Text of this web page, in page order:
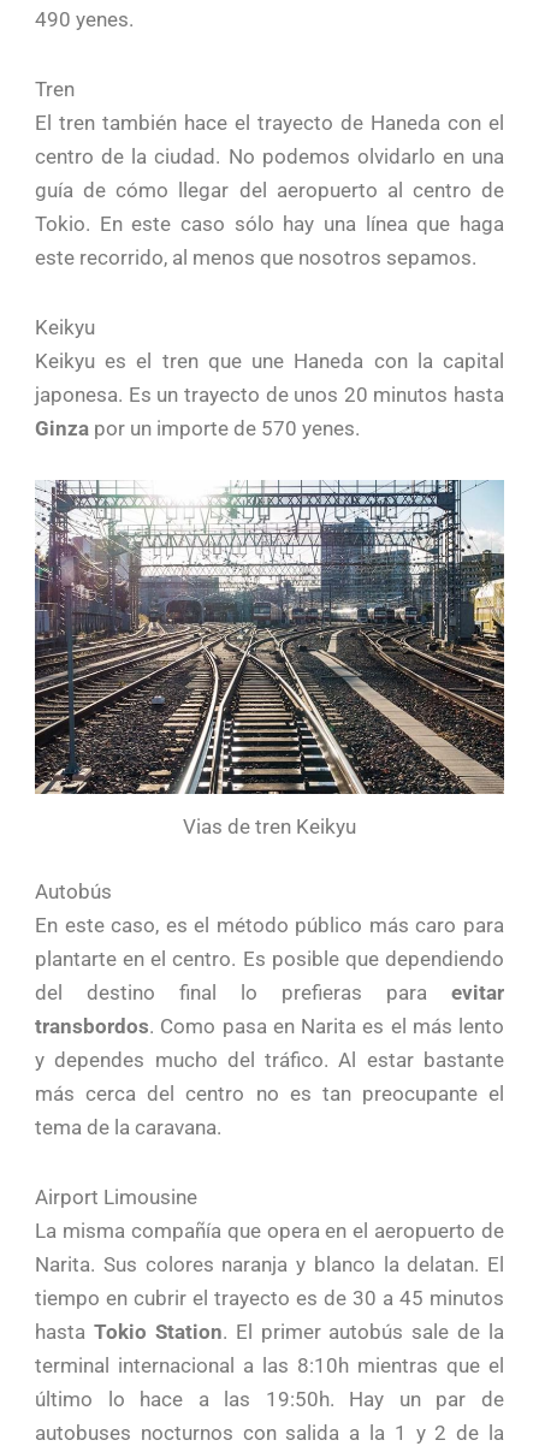
490 yenes.
Tren
El tren también hace el trayecto de Haneda con el
centro de la ciudad. No podemos olvidarlo en una
guía de cómo llegar del aeropuerto al centro de
Tokio. En este caso sólo hay una línea que haga
este recorrido, al menos que nosotros sepamos.
Keikyu
Keikyu es el tren que une Haneda con la capital
japonesa. Es un trayecto de unos 20 minutos hasta
Ginza por un importe de 570 yenes.
Vias de tren Keikyu
Autobús
En este caso, es el método público más caro para
plantarte en el centro. Es posible que dependiendo
del destino final lo prefieras para evitar
transbordos. Como pasa en Narita es el más lento
y dependes mucho del tráfico. Al estar bastante
más cerca del centro no es tan preocupante el
tema de la caravana.
Airport Limousine
La misma compañía que opera en el aeropuerto de
Narita. Sus colores naranja y blanco la delatan. El
tiempo en cubrir el trayecto es de 30 a 45 minutos
hasta Tokio Station. El primer autobús sale de la
terminal internacional a las 8:10h mientras que el
último lo hace a las 19:50h. Hay un par de
autobuses nocturnos con salida a la 1 y 2 de la